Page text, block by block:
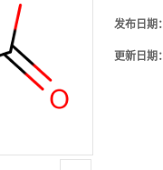
发布日期：
更新日期：